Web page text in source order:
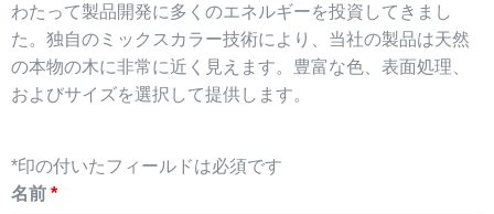
わたって製品開発に多くのエネルギーを投資してきまし
た。独自のミックスカラー技術により、当社の製品は天然
の本物の木に非常に近く見えます。豊富な色、表面処理、
およびサイズを選択して提供します。
*印の付いたフィールドは必須です
名前 *